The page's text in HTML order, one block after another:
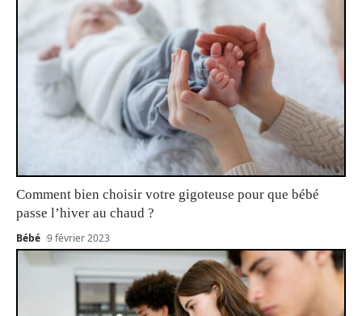
Comment bien choisir votre gigoteuse pour que bébé
passe l’hiver au chaud ?
Bébé 9 février 2023